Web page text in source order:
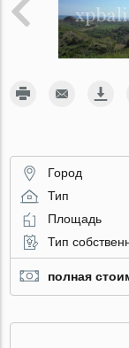
Город
Тип
Площадь
Тип
полная